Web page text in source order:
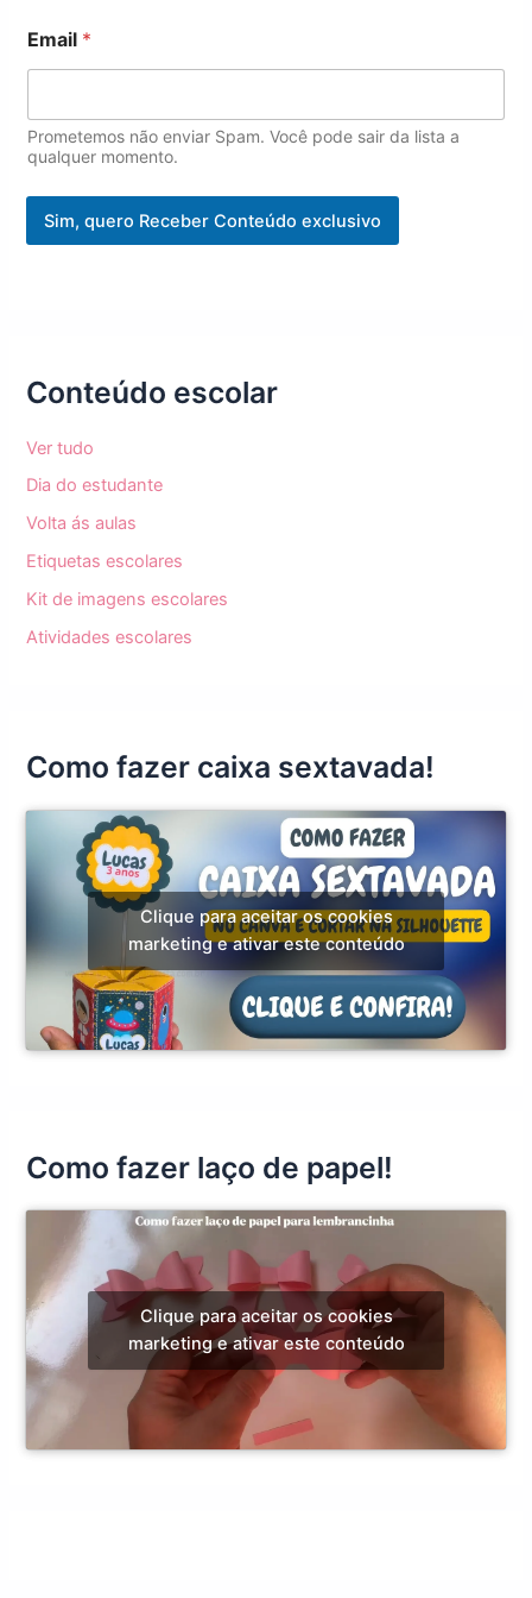
i
l
N
m
e
Email *
Prometemos não enviar Spam. Você pode sair da lista a
qualquer momento.
Sim, quero Receber Conteúdo exclusivo
Conteúdo escolar
Ver tudo
Dia do estudante
Volta ás aulas
Etiquetas escolares
Kit de imagens escolares
Atividades escolares
Como fazer caixa sextavada!
Clique para aceitar os cookies
marketing e ativar este conteúdo
Como fazer laço de papel!
Clique para aceitar os cookies
marketing e ativar este conteúdo